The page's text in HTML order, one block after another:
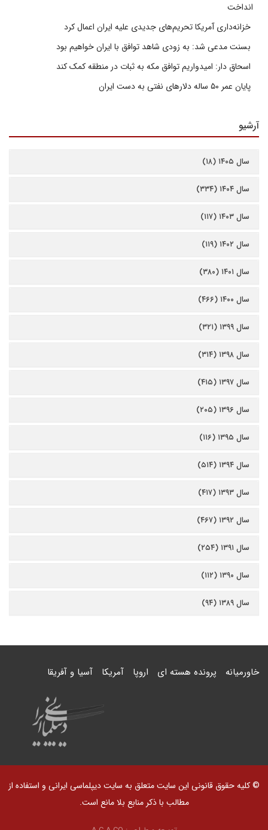
انداخت
خزانه‌داری آمریکا تحریم‌های جدیدی علیه ایران اعمال کرد
بسنت مدعی شد: به زودی شاهد توافق با ایران خواهیم بود
اسحاق دار: امیدواریم توافق مکه به ثبات در منطقه کمک کند
پایان عمر ۵۰ ساله دلارهای نفتی به دست ایران
آرشیو
سال ۱۴۰۵ (۱۸)
سال ۱۴۰۴ (۳۳۴)
سال ۱۴۰۳ (۱۱۷)
سال ۱۴۰۲ (۱۱۹)
سال ۱۴۰۱ (۳۸۰)
سال ۱۴۰۰ (۴۶۶)
سال ۱۳۹۹ (۳۲۱)
سال ۱۳۹۸ (۳۱۴)
سال ۱۳۹۷ (۴۱۵)
سال ۱۳۹۶ (۲۰۵)
سال ۱۳۹۵ (۱۱۶)
سال ۱۳۹۴ (۵۱۴)
سال ۱۳۹۳ (۴۱۷)
سال ۱۳۹۲ (۴۶۷)
سال ۱۳۹۱ (۲۵۴)
سال ۱۳۹۰ (۱۱۲)
سال ۱۳۸۹ (۹۴)
خاورمیانه پرونده هسته ای اروپا آمریکا آسیا و آفریقا
© کلیه حقوق قانونی این سایت متعلق به سایت دیپلماسی ایرانی و استفاده از
مطالب با ذکر منابع بلا مانع است.